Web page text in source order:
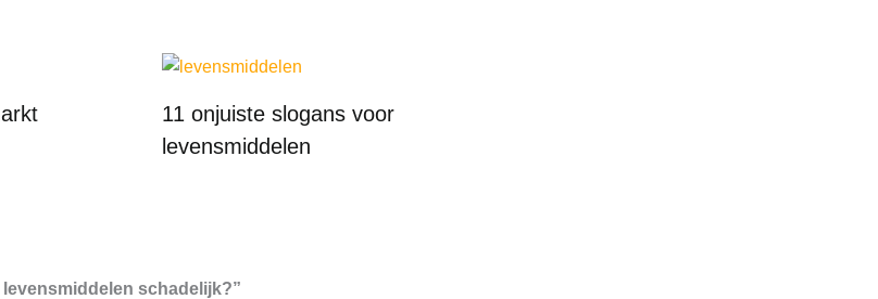
11 onjuiste slogans voor
levensmiddelen
schadelijk?”